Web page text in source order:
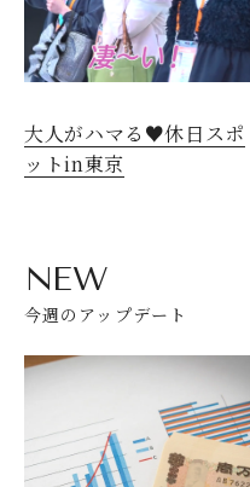
大人がハマる♥休日スポ
ットin東京
NEW
今週のアップデート